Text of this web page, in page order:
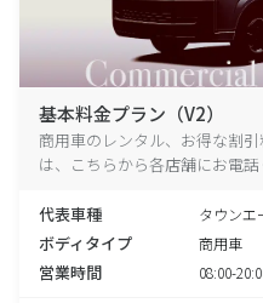
基本料金プラン（V2）
商用車のレンタル、お得な割
は、こちらから各店舗にお電話
代表車種 タウンエ
ボディタイプ 商用車
営業時間 08:00-